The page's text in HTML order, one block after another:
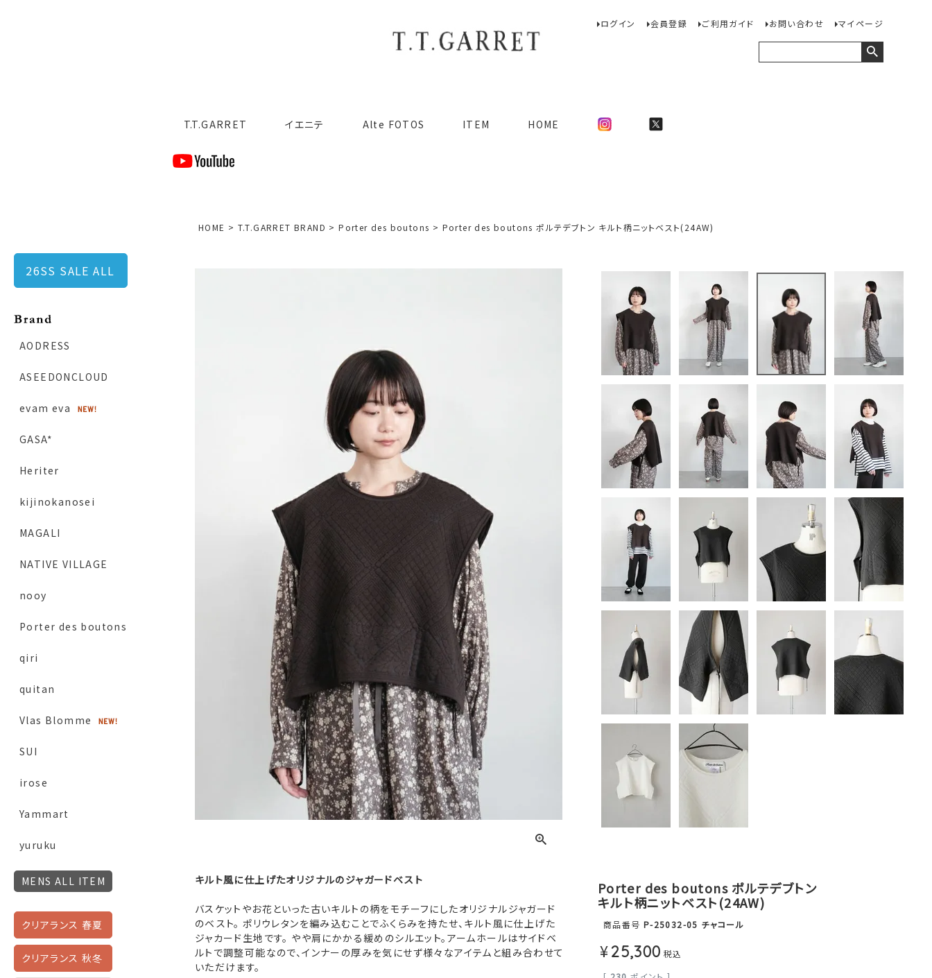
ログイン 会員登録 ご利用ガイド お問い合わせ マイページ
検索
T.T.GARRET イエニテ Alte FOTOS ITEM HOME
26SS SALE ALL
AODRESS
ASEEDONCLOUD
evam eva
GASA*
Heriter
kijinokanosei
MAGALI
NATIVE VILLAGE
nooy
Porter des boutons
qiri
quitan
Vlas Blomme
SUI
irose
Yammart
yuruku
MENS ALL ITEM
クリアランス 春夏
クリアランス 秋冬
HOME T.T.GARRET BRAND Porter des boutons Porter des boutons ポルテデブトン キルト柄ニットベスト(24AW)
キルト風に仕上げたオリジナルのジャガードベスト
バスケットやお花といった古いキルトの柄をモチーフにしたオリジナルジャガード
のベスト。 ポリウレタンを編み込むことでふくらみを持たせ、キルト風に仕上げた
ジャカード生地です。 やや肩にかかる緩めのシルエット。アームホールはサイドベ
ルトで調整可能なので、インナーの厚みを気にせず様々なアイテムと組み合わせて
いただけます。
Porter des boutons ポルテデブトン
キルト柄ニットベスト(24AW)
商品番号 P-25032-05 チャコール
¥25,300 税込